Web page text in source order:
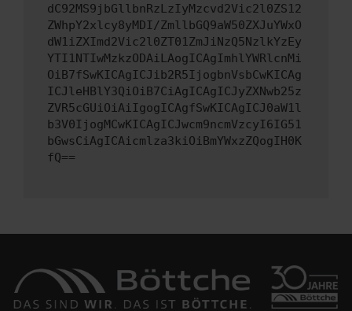
dC92MS9jbGllbnRzLzIyMzcvd2Vic2l0ZS12
ZWhpY2xlcy8yMDI/ZmllbGQ9aW50ZXJuYWxO
dW1iZXImd2Vic2l0ZT01ZmJiNzQ5NzlkYzEy
YTI1NTIwMzkzODAiLAogICAgImhlYWRlcnMi
OiB7fSwKICAgICJib2R5IjogbnVsbCwKICAg
ICJleHBlY3QiOiB7CiAgICAgICJyZXNwb25z
ZVR5cGUiOiAiIgogICAgfSwKICAgICJ0aW1l
b3V0IjogMCwKICAgICJwcm9ncmVzcyI6IG51
bGwsCiAgICAicmlza3kiOiBmYWxzZQogIH0K
fQ==